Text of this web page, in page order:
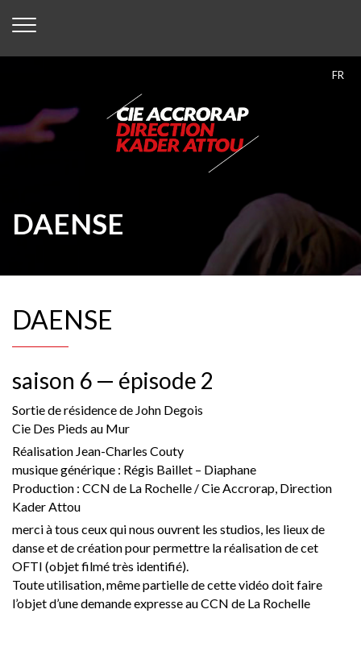
FR
DAENSE
DAENSE
saison 6 — épisode 2
Sortie de résidence de John Degois
Cie Des Pieds au Mur
Réalisation Jean-Charles Couty
musique générique : Régis Baillet – Diaphane
Production : CCN de La Rochelle / Cie Accrorap, Direction
Kader Attou
merci à tous ceux qui nous ouvrent les studios, les lieux de
danse et de création pour permettre la réalisation de cet
OFTI (objet filmé très identifié).
Toute utilisation, même partielle de cette vidéo doit faire
l’objet d’une demande expresse au CCN de La Rochelle